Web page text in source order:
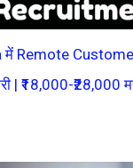
में Remote
| ₹18,000-₹28,000